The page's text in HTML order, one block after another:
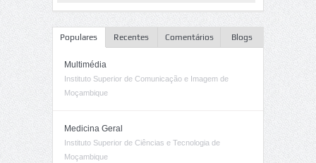
Populares Recentes Comentários Blogs
Multimédia
Instituto Superior de Comunicação e Imagem de
Moçambique
Medicina Geral
Instituto Superior de Ciências e Tecnologia de
Moçambique